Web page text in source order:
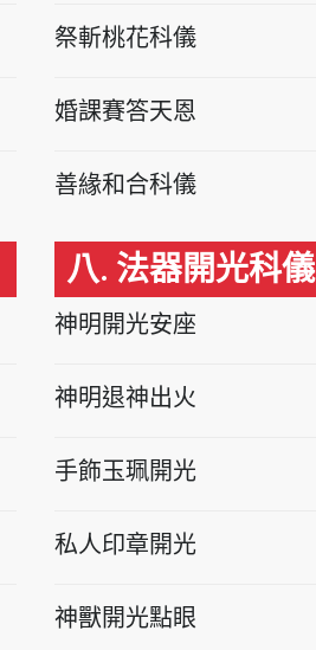
祭斬桃花科儀
婚課賽答天恩
善緣和合科儀
八. 法器開光科儀
神明開光安座
神明退神出火
手飾玉珮開光
私人印章開光
神獸開光點眼